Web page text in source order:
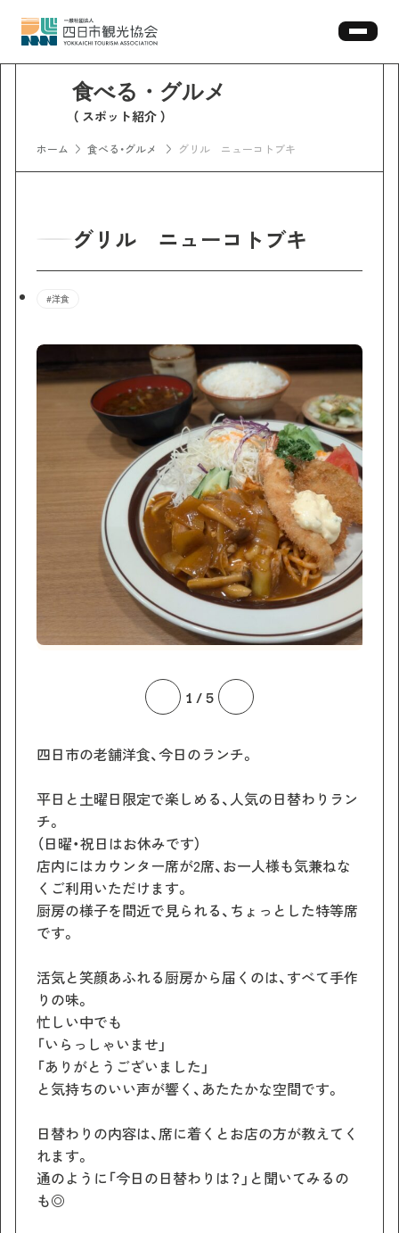
スポット紹介
ホーム 食べる・グルメ グリル ニューコトブキ
グリル ニューコトブキ
#洋食
1 /5
四日市の老舗洋食、今日のランチ。
平日と土曜日限定で楽しめる、人気の日替わりラン
チ。
（日曜・祝日はお休みです）
店内にはカウンター席が2席、お一人様も気兼ねな
くご利用いただけます。
厨房の様子を間近で見られる、ちょっとした特等席
です。
活気と笑顔あふれる厨房から届くのは、すべて手作
りの味。
忙しい中でも
「いらっしゃいませ」
「ありがとうございました」
と気持ちのいい声が響く、あたたかな空間です。
日替わりの内容は、席に着くとお店の方が教えてく
れます。
通のように「今日の日替わりは？」と聞いてみるの
も◎